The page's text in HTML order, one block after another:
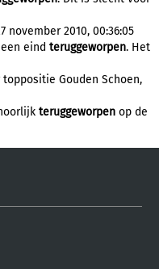
november 2010, 00:36:05
eind teruggeworpen. Het
Gouden Schoen,
teruggeworpen op de